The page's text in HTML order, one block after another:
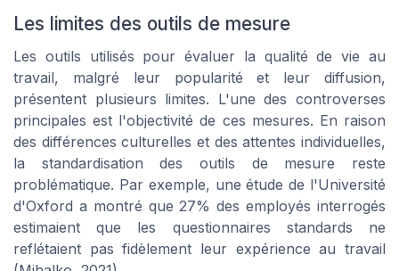
Les limites des outils de mesure
Les outils utilisés pour évaluer la qualité de vie au
travail, malgré leur popularité et leur diffusion,
présentent plusieurs limites. L'une des controverses
principales est l'objectivité de ces mesures. En raison
des différences culturelles et des attentes individuelles,
la standardisation des outils de mesure reste
problématique. Par exemple, une étude de l'Université
d'Oxford a montré que 27% des employés interrogés
estimaient que les questionnaires standards ne
reflétaient pas fidèlement leur expérience au travail